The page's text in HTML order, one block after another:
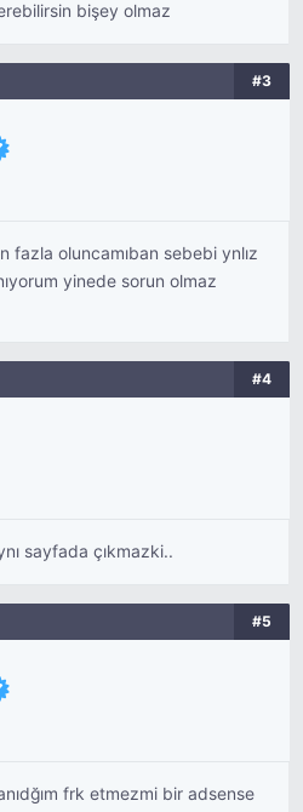
bişey olmaz
#3
fazla oluncamıban sebebi ynlız
yinede sorun olmaz
#4
sayfada çıkmazki..
#5
frk etmezmi bir adsense